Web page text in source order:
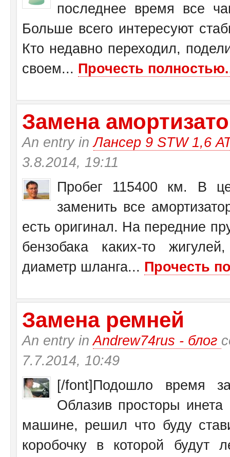
последнее время все
Больше всего интересуют
Кто недавно переходил,
своем... Прочесть
Замена
An entry inЛансер 9 STW 1,6
3.8.2014, 19:11
Пробег 115400 км. В
заменить все
есть оригинал. На передние
бензобака каких-то
диаметр шланга... Прочесть
Замена ремней
An entry inAndrew74rus - блог
7.7.2014, 10:49
[/font]Подошло время
Облазив просторы
машине, решил что буду
коробочку в которой будут